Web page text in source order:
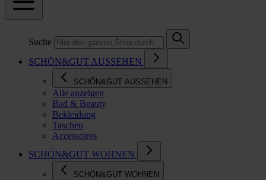
Suche
SCHÖN&GUT AUSSEHEN
SCHÖN&GUT AUSSEHEN
Alle anzeigen
Bad & Beauty
Bekleidung
Taschen
Accessoires
SCHÖN&GUT WOHNEN
SCHÖN&GUT WOHNEN